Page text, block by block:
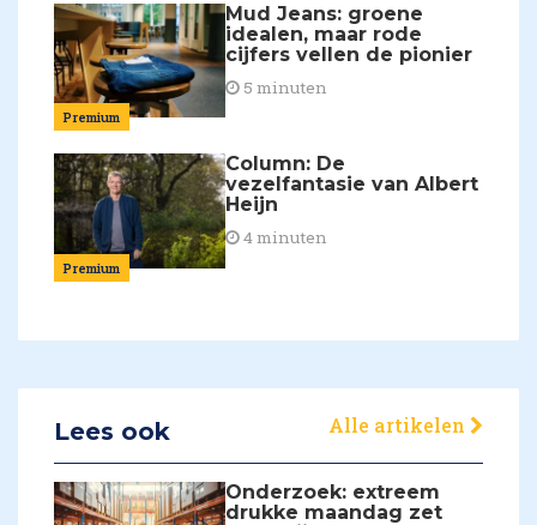
Premium
Mud Jeans: groene
idealen, maar rode
cijfers vellen de pionier
5 minuten
Premium
Column: De
vezelfantasie van Albert
Heijn
4 minuten
Lees ook Alle artikelen
Onderzoek: extreem
drukke maandag zet